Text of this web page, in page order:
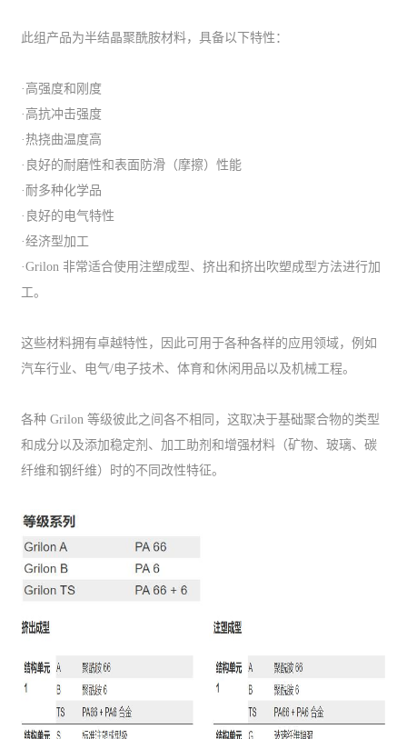
此组产品为半结晶聚酰胺材料，具备以下特性：
·高强度和刚度
·高抗冲击强度
·热挠曲温度高
·良好的耐磨性和表面防滑（摩擦）性能
·耐多种化学品
·良好的电气特性
·经济型加工
·Grilon 非常适合使用注塑成型、挤出和挤出吹塑成型方法进行加
工。
这些材料拥有卓越特性，因此可用于各种各样的应用领域，例如
汽车行业、电气/电子技术、体育和休闲用品以及机械工程。
各种 Grilon 等级彼此之间各不相同，这取决于基础聚合物的类型
和成分以及添加稳定剂、加工助剂和增强材料（矿物、玻璃、碳
纤维和钢纤维）时的不同改性特征。